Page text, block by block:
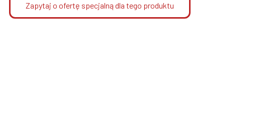
Zapytaj o ofertę specjalną dla tego produktu